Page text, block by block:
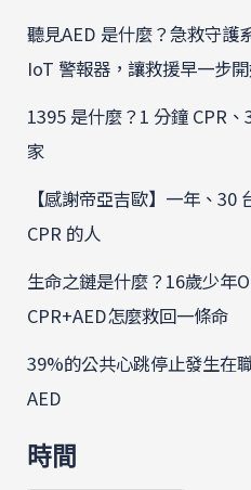
聽見AED 是什麼？急救守護
IoT 警報器，讓救援早一步
1395 是什麼？1 分鐘 CPR
家
【感謝帝亞吉歐】一年、
CPR 的人
生命之鏈是什麼？16歲少年
CPR+AED怎麼救回一條命
39%的公共心跳停止發生在
AED
時間